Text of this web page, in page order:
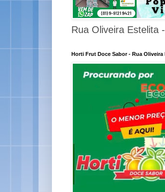
Rua Oliveira Estelita
Horti Frut Doce Sabor - Rua Oliveira